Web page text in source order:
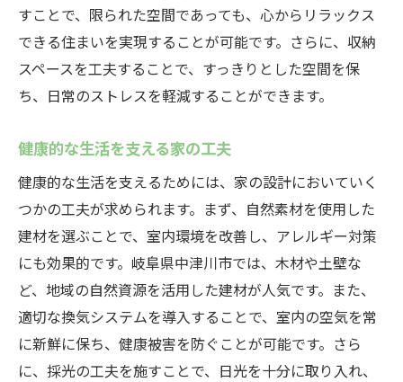
すことで、限られた空間であっても、心からリラックス
できる住まいを実現することが可能です。さらに、収納
スペースを工夫することで、すっきりとした空間を保
ち、日常のストレスを軽減することができます。
健康的な生活を支える家の工夫
健康的な生活を支えるためには、家の設計においていく
つかの工夫が求められます。まず、自然素材を使用した
建材を選ぶことで、室内環境を改善し、アレルギー対策
にも効果的です。岐阜県中津川市では、木材や土壁な
ど、地域の自然資源を活用した建材が人気です。また、
適切な換気システムを導入することで、室内の空気を常
に新鮮に保ち、健康被害を防ぐことが可能です。さら
に、採光の工夫を施すことで、日光を十分に取り入れ、